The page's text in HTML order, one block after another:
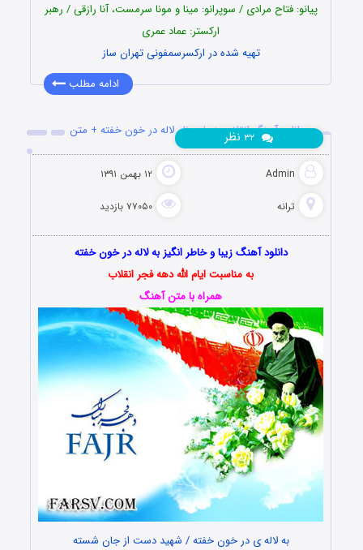
پیانو: فتاح مرادی / سوپرانو: مینا و مونا سرمست، آنا رازقی / رهبر
ارکستر: عماد عمری
تهیه شده در ارکسرسمفونی تهران ساز
ادامه مطلب
دانلود آهنگ انقلابی زیبا به نام لاله در خون خفته + متن
Admin ۱۲ بهمن ۱۳۹۱
ترانه ۷۷۰۵۰ بازدید
نظر
دانلود آهنگ زیبا و خاطر انگیز به لاله در خون خفته
به مناسبت ایام الله دهه فجر انقلاب
همراه با متن آهنگ
به لاله ی در خون خفته / شهید دست از جان شسته